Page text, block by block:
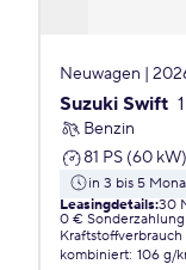
Neuwagen |
Suzuki Swift
Benzin
81 PS (60 kW)
in 3 bis 5
Leasingdetails:30
0 € Sonderzahlung
kombiniert: 106 g/